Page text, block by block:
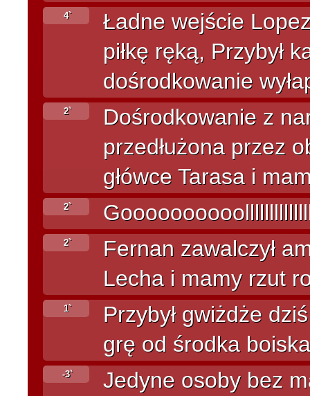
4`
Ładne wejście
piłkę ręką, Przybył
dośrodkowanie
2`
Dośrodkowanie z
przedłużona przez
główce Tarasa i
2`
2`
Fernan zawalczył
Lecha i mamy rzut
1`
Przybył gwiżdże
grę od środka
-3`
Jedyne osoby bez